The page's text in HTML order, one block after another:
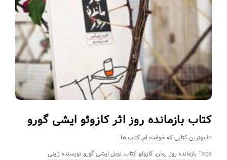
کتاب بازمانده روز اثر کازوئو ایشی گورو
In بهترین کتابی که خوانده ام, کتاب ها
Tagsبازمانده روز,رمان, کازوئو, کتاب,نوبل ایشی گورو,نویسنده ژاپنی